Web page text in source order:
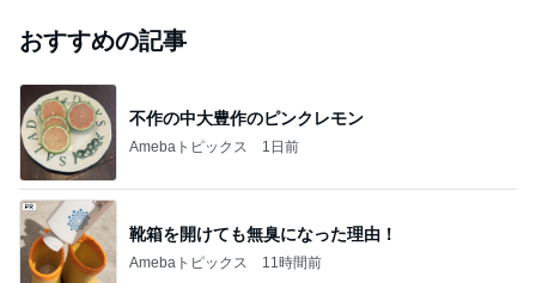
おすすめの記事
不作の中大豊作のピンクレモン
Amebaトピックス 1日前
靴箱を開けても無臭になった理由！
Amebaトピックス 11時間前